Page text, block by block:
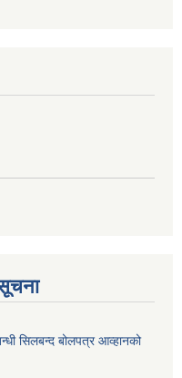
सिलबन्द बोलपत्र आव्हानको